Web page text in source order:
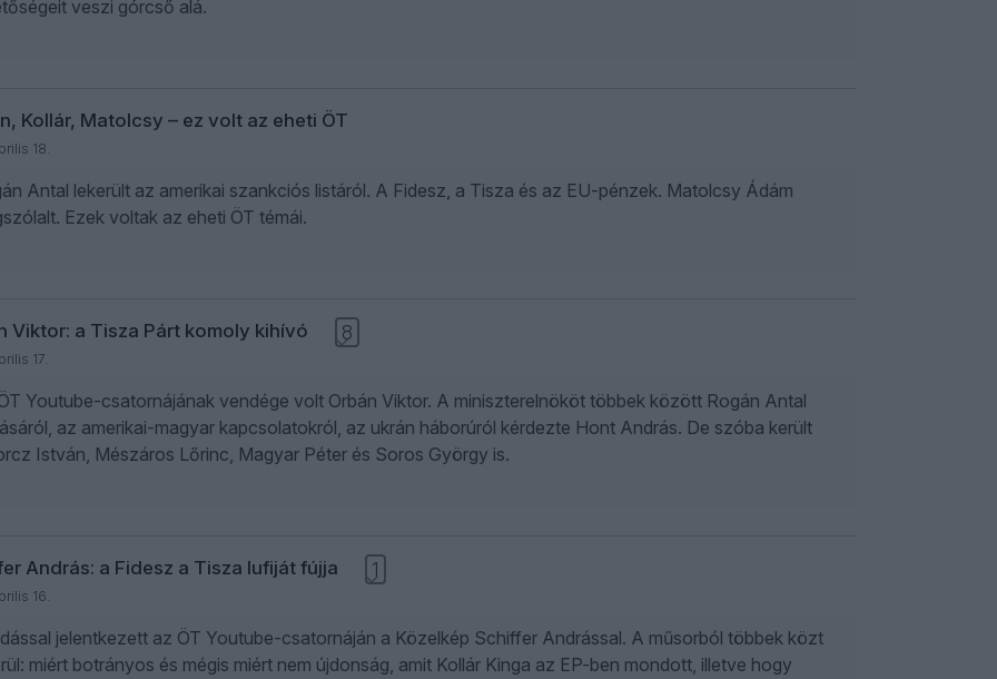
veszi górcső alá.
Kollár, Matolcsy – ez volt az eheti ÖT
18.
Antal lekerült az amerikai szankciós listáról. A Fidesz, a Tisza és az EU-pénzek. Matolcsy Ádám
Ezek voltak az eheti ÖT témái.
Viktor: a Tisza Párt komoly kihívó
17.
8
Youtube-csatornájának vendége volt Orbán Viktor. A miniszterelnököt többek között Rogán Antal
az amerikai-magyar kapcsolatokról, az ukrán háborúról kérdezte Hont András. De szóba került
István, Mészáros Lőrinc, Magyar Péter és Soros György is.
András: a Fidesz a Tisza lufiját fújja
16.
1
jelentkezett az ÖT Youtube-csatornáján a Közelkép Schiffer Andrással. A műsorból többek közt
miért botrányos és mégis miért nem újdonság, amit Kollár Kinga az EP-ben mondott, illetve hogy